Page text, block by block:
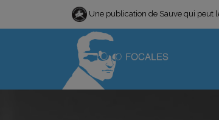
Une publication de Sauve qui peut